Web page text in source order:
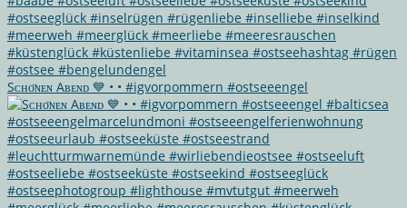
Sᴄʜᴏ̈ɴᴇɴ Aʙᴇɴᴅ 💙 • • #igvorpommern #ostseeengel